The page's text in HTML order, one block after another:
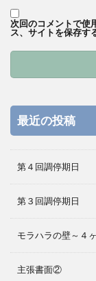
次回のコメントで使
ス、サイトを保存す
最近の投稿
第４回調停期日
第３回調停期日
モラハラの壁～４
主張書面②